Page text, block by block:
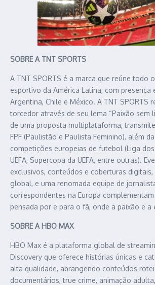
SOBRE A TNT SPORTS
A TNT SPORTS é a marca que reúne todo
esportivo da América Latina, com presença
Argentina, Chile e México. A TNT SPORTS
torcedor através de seu lema “Paixão sem
de uma proposta multiplataforma,
FPF (Paulistão e Paulista Feminino), além
competições europeias de futebol (Liga
UEFA, Supercopa da UEFA, entre outras).
exclusivos, conteúdos e coberturas
global, e uma renomada equipe de
correspondentes na Europa
pensada por e para o fã, onde a paixão e a
SOBRE A HBO MAX
HBO Max é a plataforma global de
Discovery que oferece histórias únicas e
alta qualidade, abrangendo conteúdos
documentários, true crime, animação